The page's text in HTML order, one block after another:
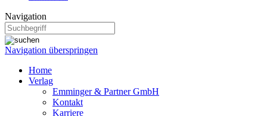
Navigation
Navigation überspringen
Home
Verlag
Emminger & Partner GmbH
Kontakt
Karriere